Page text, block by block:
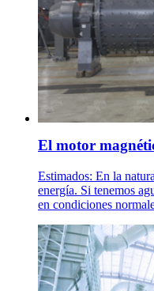
El motor
Estimados: En la
energía. Si tenemos
en condiciones